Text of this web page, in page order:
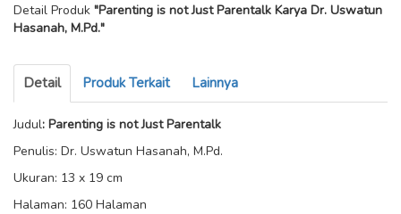
Detail Produk "Parenting is not Just Parentalk Karya Dr. Uswatun
Hasanah, M.Pd."
Detail Produk Terkait Lainnya
Judul: Parenting is not Just Parentalk
Penulis: Dr. Uswatun Hasanah, M.Pd.
Ukuran: 13 x 19 cm
Halaman: 160 Halaman